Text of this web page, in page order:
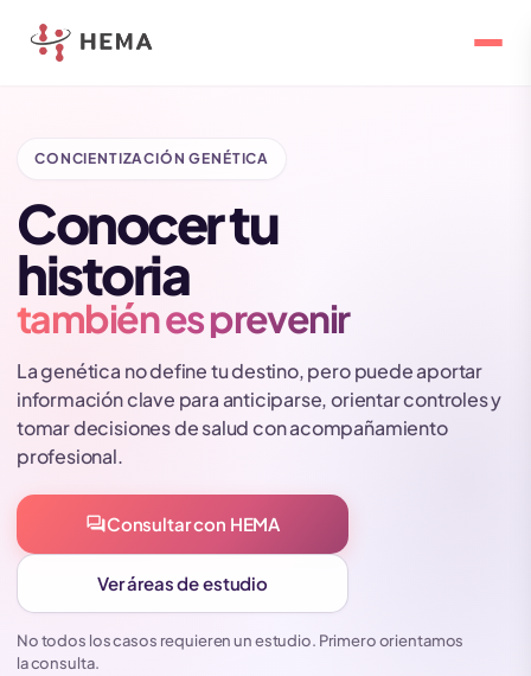
CONCIENTIZACIÓN GENÉTICA
Conocer tu
historia
también es prevenir
La genética no define tu destino, pero puede aportar
información clave para anticiparse, orientar controles y
tomar decisiones de salud con acompañamiento
profesional.
forumConsultar con HEMA
Ver áreas de estudio
No todos los casos requieren un estudio. Primero orientamos
la consulta.